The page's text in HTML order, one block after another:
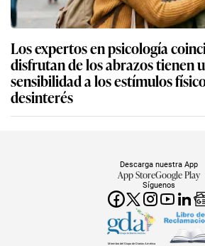
Los expertos en psicología
disfrutan de los abrazos tienen
sensibilidad a los estímulos
desinterés
Síguenos
Descarga nuestra App
App StoreGoogle Play
Miembro del Grupo de Diarios América